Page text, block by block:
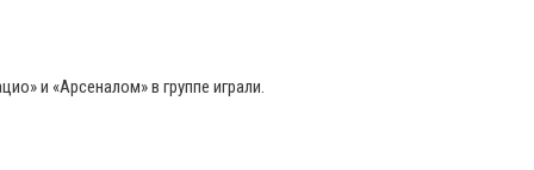
и «Арсеналом» в группе играли.